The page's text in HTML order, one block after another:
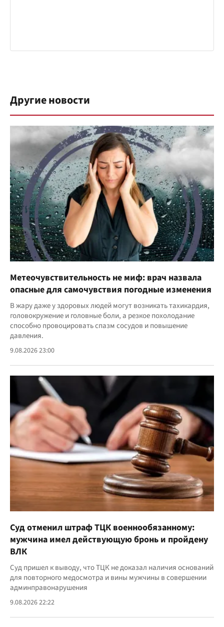
Другие новости
Метеочувствительность не миф: врач назвала
опасные для самочувствия погодные изменения
В жару даже у здоровых людей могут возникать тахикардия,
головокружение и головные боли, а резкое похолодание
способно провоцировать спазм сосудов и повышение
давления.
9.08.2026 23:00
Суд отменил штраф ТЦК военнообязанному:
мужчина имел действующую бронь и пройдену
ВЛК
Суд пришел к выводу, что ТЦК не доказал наличия оснований
для повторного медосмотра и вины мужчины в совершении
админправонарушения
9.08.2026 22:22